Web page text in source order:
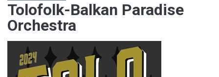
Tolofolk-Balkan Paradise
Orchestra